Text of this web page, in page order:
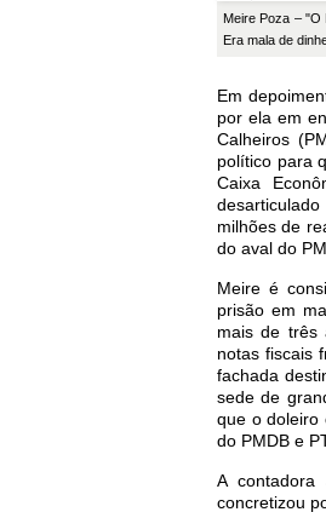
Meire Poza – "O
Era mala de
Em
por ela em
Calheiros
político para
Caixa
milhões de
do aval do
Meire é
prisão em
mais de três
notas fiscais
fachada
sede de
que o doleiro
do PMDB e
A
concretizou